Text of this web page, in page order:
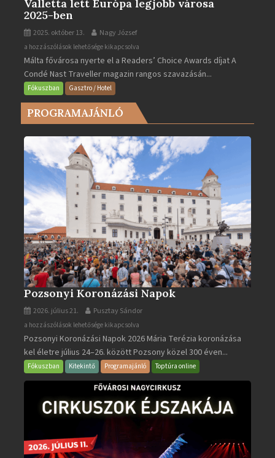
Valletta lett Európa legjobb városa
2025-ben
2025. október 13. Nagy József
Valletta
lett
Európa
legjobb
városa
2025-
bejegyzéshez
a hozzászólások lehetősége kikapcsolva
Málta fővárosa nyerte el a Readers’ Choice Awards díjat A
Condé Nast Traveller magazin rangos szavazásán...
Fókuszban Gasztro / Hotel
PROGRAMAJÁNLÓ
Pozsonyi Koronázási Napok
2026. július 21. Pusztay Sándor
Pozsonyi
Koronázási
Napok
bejegyzéshez
a hozzászólások lehetősége kikapcsolva
Pozsonyi Koronázási Napok 2026 Mária Terézia koronázása
kel életre július 24–26. között Pozsony közel 300 éven...
Fókuszban Kitekintő Programajánló Toptúra online